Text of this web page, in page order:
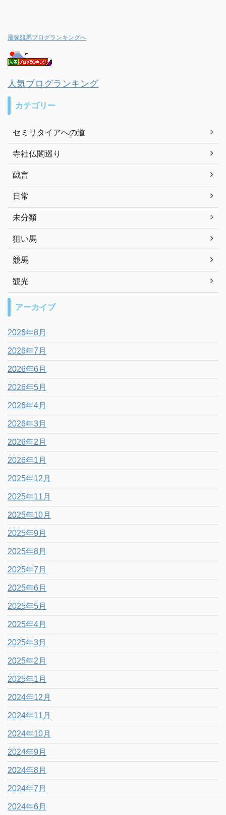
最強競馬ブログランキングへ
人気ブログランキング
カテゴリー
セミリタイアへの道
寺社仏閣巡り
戯言
日常
未分類
狙い馬
競馬
観光
アーカイブ
2026年8月
2026年7月
2026年6月
2026年5月
2026年4月
2026年3月
2026年2月
2026年1月
2025年12月
2025年11月
2025年10月
2025年9月
2025年8月
2025年7月
2025年6月
2025年5月
2025年4月
2025年3月
2025年2月
2025年1月
2024年12月
2024年11月
2024年10月
2024年9月
2024年8月
2024年7月
2024年6月